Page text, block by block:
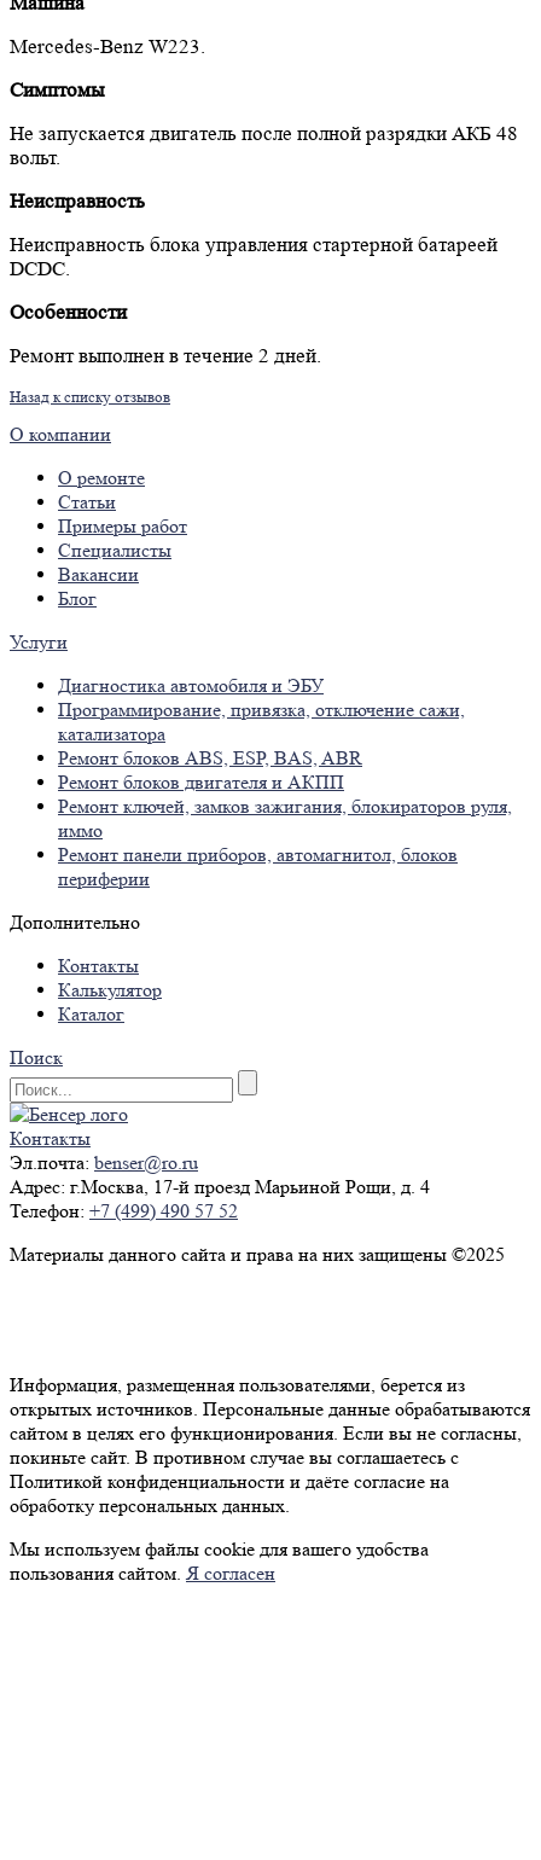
Mercedes-Benz W223.
Симптомы
Не запускается двигатель после полной разрядки АКБ 48
вольт.
Неисправность
Неисправность блока управления стартерной батареей
DCDC.
Особенности
Ремонт выполнен в течение 2 дней.
Назад к списку отзывов
О компании
О ремонте
Статьи
Примеры работ
Специалисты
Вакансии
Блог
Услуги
Диагностика автомобиля и ЭБУ
Программирование, привязка, отключение сажи,
катализатора
Ремонт блоков ABS, ESP, BAS, ABR
Ремонт блоков двигателя и АКПП
Ремонт ключей, замков зажигания, блокираторов руля,
иммо
Ремонт панели приборов, автомагнитол, блоков
периферии
Дополнительно
Контакты
Калькулятор
Каталог
Поиск
Контакты
Эл.почта: benser@ro.ru
Адрес: г.Москва, 17-й проезд Марьиной Рощи, д. 4
Телефон: +7 (499) 490 57 52
Материалы данного сайта и права на них защищены ©2025
Информация, размещенная пользователями, берется из
открытых источников. Персональные данные обрабатываются
сайтом в целях его функционирования. Если вы не согласны,
покиньте сайт. В противном случае вы соглашаетесь с
Политикой конфиденциальности и даёте согласие на
обработку персональных данных.
Мы используем файлы cookie для вашего удобства
пользования сайтом.Я согласен